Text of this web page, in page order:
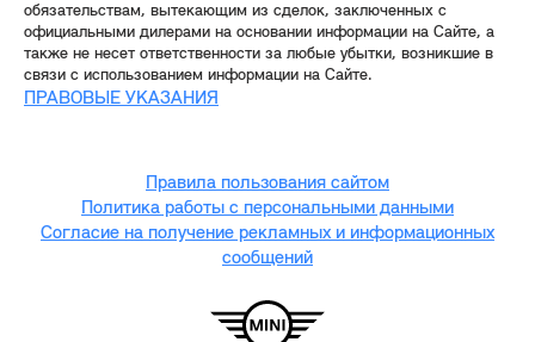
обязательствам, вытекающим из сделок, заключенных с
официальными дилерами на основании информации на Сайте, а
также не несет ответственности за любые убытки, возникшие в
связи с использованием информации на Сайте.
ПРАВОВЫЕ УКАЗАНИЯ
Правила пользования сайтом
Политика работы с персональными данными
Согласие на получение рекламных и информационных
сообщений